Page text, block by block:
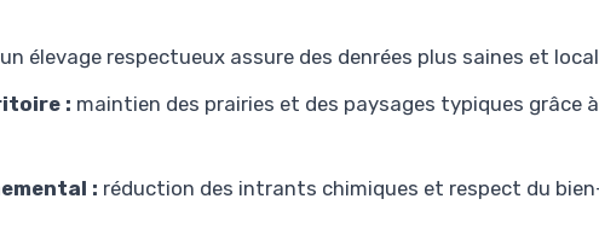
un élevage respectueux assure des denrées plus saines et
: maintien des prairies et des paysages typiques grâce
: réduction des intrants chimiques et respect du